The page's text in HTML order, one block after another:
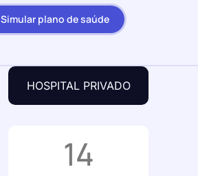
Simular plano de saúde
HOSPITAL PRIVADO
14